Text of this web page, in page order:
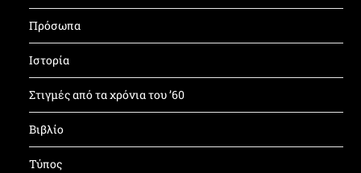
Πρόσωπα
Ιστορία
Στιγμές από τα χρόνια του ’60
Βιβλίο
Τύπος